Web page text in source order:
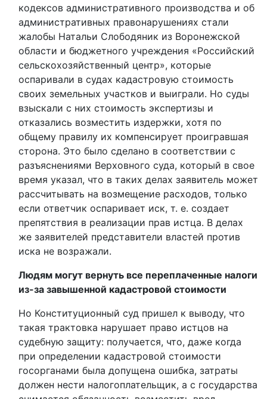
кодексов административного производства и об
административных правонарушениях стали
жалобы Натальи Слободяник из Воронежской
области и бюджетного учреждения «Российский
сельскохозяйственный центр», которые
оспаривали в судах кадастровую стоимость
своих земельных участков и выиграли. Но суды
взыскали с них стоимость экспертизы и
отказались возместить издержки, хотя по
общему правилу их компенсирует проигравшая
сторона. Это было сделано в соответствии с
разъяснениями Верховного суда, который в свое
время указал, что в таких делах заявитель может
рассчитывать на возмещение расходов, только
если ответчик оспаривает иск, т. е. создает
препятствия в реализации прав истца. В делах
же заявителей представители властей против
иска не возражали.
Людям могут вернуть все переплаченные налоги
из-за завышенной кадастровой стоимости
Но Конституционный суд пришел к выводу, что
такая трактовка нарушает право истцов на
судебную защиту: получается, что, даже когда
при определении кадастровой стоимости
госорганами была допущена ошибка, затраты
должен нести налогоплательщик, а с государства